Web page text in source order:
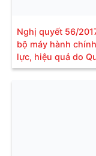
Nghị quyết 56/
bộ máy hành
lực, hiệu quả do